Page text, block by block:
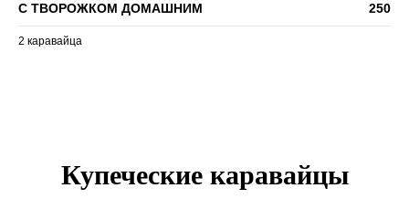
С ТВОРОЖКОМ ДОМАШНИМ 250
2 каравайца
Купеческие каравайцы